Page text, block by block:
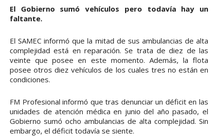
El Gobierno sumó vehículos pero todavía hay un
faltante.
El SAMEC informó que la mitad de sus ambulancias de alta
complejidad está en reparación. Se trata de diez de las
veinte que posee en este momento. Además, la flota
posee otros diez vehículos de los cuales tres no están en
condiciones.
FM Profesional informó que tras denunciar un déficit en las
unidades de atención médica en junio del año pasado, el
Gobierno sumó ocho ambulancias de alta complejidad. Sin
embargo, el déficit todavía se siente.